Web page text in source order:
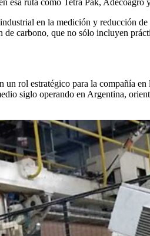
esa ruta como Tetra Pak,
en la medición y reducción
carbono, que no sólo incluyen
un rol estratégico para la compañía
siglo operando en Argentina,